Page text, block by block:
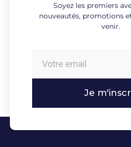
Soyez les premiers
nouveautés, promotions
venir.
Je